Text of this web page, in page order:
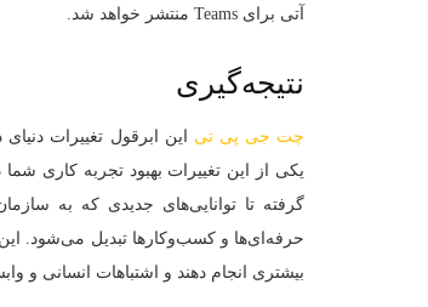
آتی برای Teams منتشر خواهد شد.
نتیجه‌گیری
چت‌ جی‌ پی‌ تی این ابرقول تغییرات
یکی از این تغییرات بهبود تجربه کاری
گرفته تا توانایی‌های جدیدی که به
حرفه‌ای‌ها و کسب‌وکارها تبدیل می‌شود. این
بیشتری انجام دهند و اشتباهات انسانی و